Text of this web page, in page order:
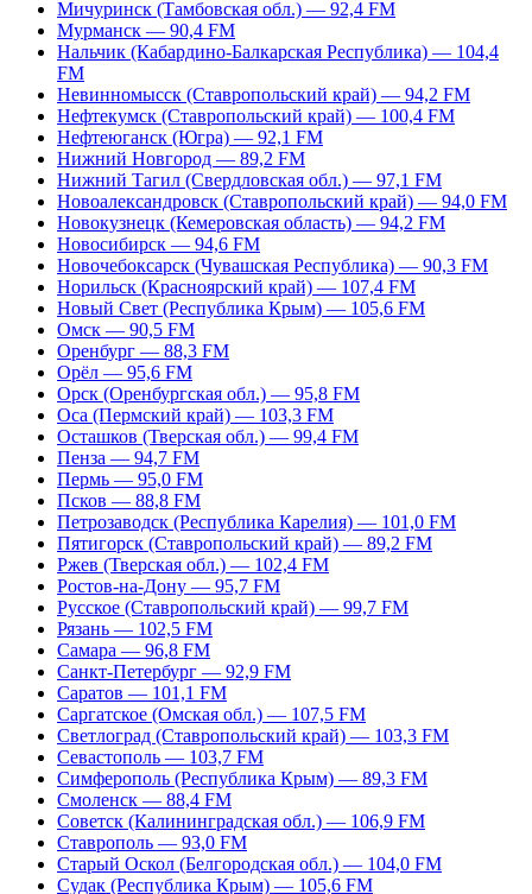
Мичуринск (Тамбовская обл.) — 92,4 FM
Мурманск — 90,4 FM
Нальчик (Кабардино-Балкарская Республика) — 104,4
FM
Невинномысск (Ставропольский край) — 94,2 FM
Нефтекумск (Ставропольский край) — 100,4 FM
Нефтеюганск (Югра) — 92,1 FM
Нижний Новгород — 89,2 FM
Нижний Тагил (Свердловская обл.) — 97,1 FM
Новоалександровск (Ставропольский край) — 94,0 FM
Новокузнецк (Кемеровская область) — 94,2 FM
Новосибирск — 94,6 FM
Новочебоксарск (Чувашская Республика) — 90,3 FM
Норильск (Красноярский край) — 107,4 FM
Новый Свет (Республика Крым) — 105,6 FM
Омск — 90,5 FM
Оренбург — 88,3 FM
Орёл — 95,6 FM
Орск (Оренбургская обл.) — 95,8 FM
Оса (Пермский край) — 103,3 FM
Осташков (Тверская обл.) — 99,4 FM
Пенза — 94,7 FM
Пермь — 95,0 FM
Псков — 88,8 FM
Петрозаводск (Республика Карелия) — 101,0 FM
Пятигорск (Ставропольский край) — 89,2 FM
Ржев (Тверская обл.) — 102,4 FM
Ростов-на-Дону — 95,7 FM
Русское (Ставропольский край) — 99,7 FM
Рязань — 102,5 FM
Самара — 96,8 FM
Санкт-Петербург — 92,9 FM
Саратов — 101,1 FM
Саргатское (Омская обл.) — 107,5 FM
Светлоград (Ставропольский край) — 103,3 FM
Севастополь — 103,7 FM
Симферополь (Республика Крым) — 89,3 FM
Смоленск — 88,4 FM
Советск (Калининградская обл.) — 106,9 FM
Ставрополь — 93,0 FM
Старый Оскол (Белгородская обл.) — 104,0 FM
Судак (Республика Крым) — 105,6 FM